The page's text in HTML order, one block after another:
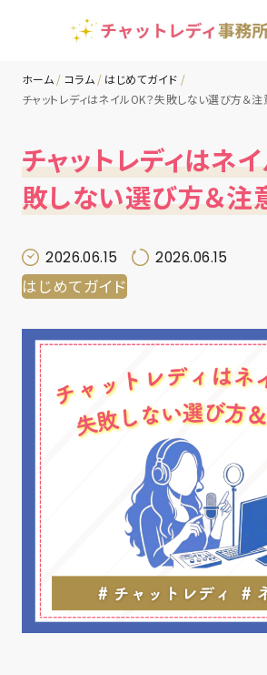
チャットレディ事務所一覧
コラム
ホーム コラム
はじめてガイド
チャットレディはネイルOK？失敗しない選び方＆注
チャットレディはネ
敗しない選び方＆注
2026.06.15 2026.06.15
はじめてガイド